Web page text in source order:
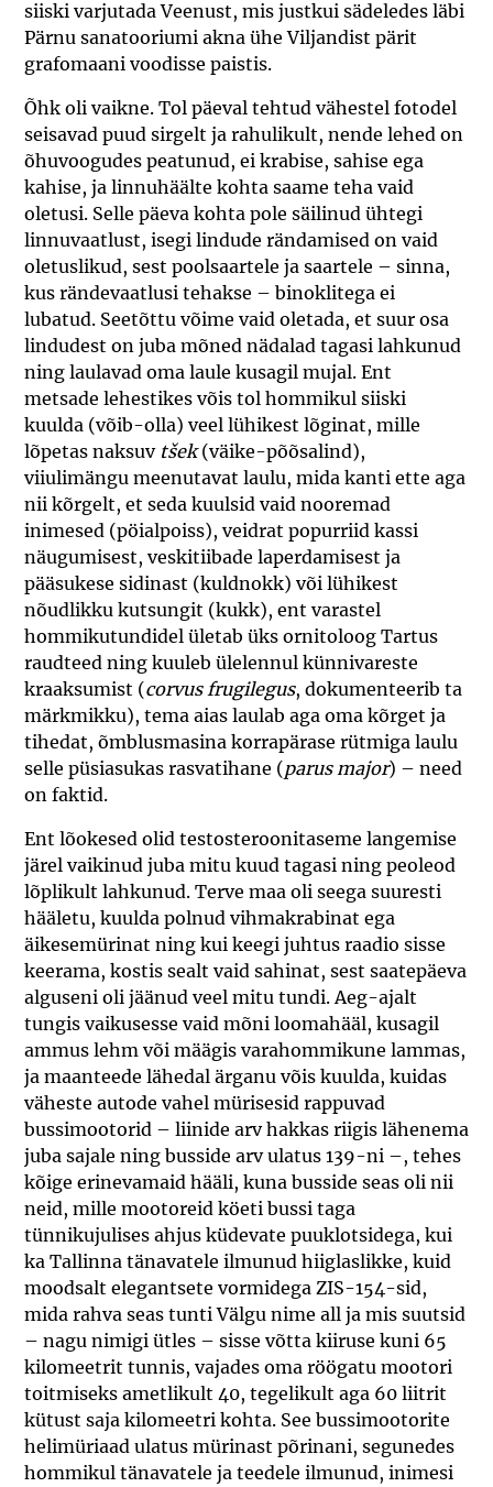
siiski varjutada Veenust, mis justkui sädeledes läbi
Pärnu sanatooriumi akna ühe Viljandist pärit
grafomaani voodisse paistis.
Õhk oli vaikne. Tol päeval tehtud vähestel fotodel
seisavad puud sirgelt ja rahulikult, nende lehed on
õhuvoogudes peatunud, ei krabise, sahise ega
kahise, ja linnuhäälte kohta saame teha vaid
oletusi. Selle päeva kohta pole säilinud ühtegi
linnuvaatlust, isegi lindude rändamised on vaid
oletuslikud, sest poolsaartele ja saartele – sinna,
kus rändevaatlusi tehakse – binoklitega ei
lubatud. Seetõttu võime vaid oletada, et suur osa
lindudest on juba mõned nädalad tagasi lahkunud
ning laulavad oma laule kusagil mujal. Ent
metsade lehestikes võis tol hommikul siiski
kuulda (võib-olla) veel lühikest lõginat, mille
lõpetas naksuv tšek(väike-põõsalind),
viiulimängu meenutavat laulu, mida kanti ette aga
nii kõrgelt, et seda kuulsid vaid nooremad
inimesed (pöialpoiss), veidrat popurriid kassi
näugumisest, veskitiibade laperdamisest ja
pääsukese sidinast (kuldnokk) või lühikest
nõudlikku kutsungit (kukk), ent varastel
hommikutundidel ületab üks ornitoloog Tartus
raudteed ning kuuleb ülelennul künnivareste
kraaksumist (corvus frugilegus, dokumenteerib ta
märkmikku), tema aias laulab aga oma kõrget ja
tihedat, õmblusmasina korrapärase rütmiga laulu
selle püsiasukas rasvatihane (parus major) – need
on faktid.
Ent lõokesed olid testosteroonitaseme langemise
järel vaikinud juba mitu kuud tagasi ning peoleod
lõplikult lahkunud. Terve maa oli seega suuresti
hääletu, kuulda polnud vihmakrabinat ega
äikesemürinat ning kui keegi juhtus raadio sisse
keerama, kostis sealt vaid sahinat, sest saatepäeva
alguseni oli jäänud veel mitu tundi. Aeg-ajalt
tungis vaikusesse vaid mõni loomahääl, kusagil
ammus lehm või määgis varahommikune lammas,
ja maanteede lähedal ärganu võis kuulda, kuidas
väheste autode vahel mürisesid rappuvad
bussimootorid – liinide arv hakkas riigis lähenema
juba sajale ning busside arv ulatus 139-ni –, tehes
kõige erinevamaid hääli, kuna busside seas oli nii
neid, mille mootoreid köeti bussi taga
tünnikujulises ahjus küdevate puuklotsidega, kui
ka Tallinna tänavatele ilmunud hiiglaslikke, kuid
moodsalt elegantsete vormidega ZIS-154-sid,
mida rahva seas tunti Välgu nime all ja mis suutsid
– nagu nimigi ütles – sisse võtta kiiruse kuni 65
kilomeetrit tunnis, vajades oma röögatu mootori
toitmiseks ametlikult 40, tegelikult aga 60 liitrit
kütust saja kilomeetri kohta. See bussimootorite
helimüriaad ulatus mürinast põrinani, segunedes
hommikul tänavatele ja teedele ilmunud, inimesi